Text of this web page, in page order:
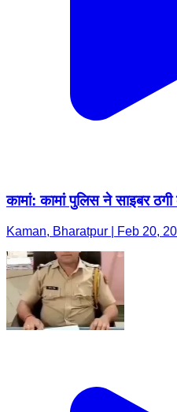
कामां: कामां पुलिस ने साइबर
Kaman, Bharatpur | Feb 20,